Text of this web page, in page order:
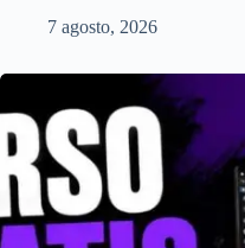
7 agosto, 2026